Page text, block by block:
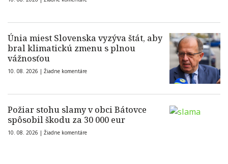
Únia miest Slovenska vyzýva štát, aby
bral klimatickú zmenu s plnou
vážnosťou
10. 08. 2026 | Žiadne komentáre
Požiar stohu slamy v obci Bátovce
spôsobil škodu za 30 000 eur
10. 08. 2026 | Žiadne komentáre